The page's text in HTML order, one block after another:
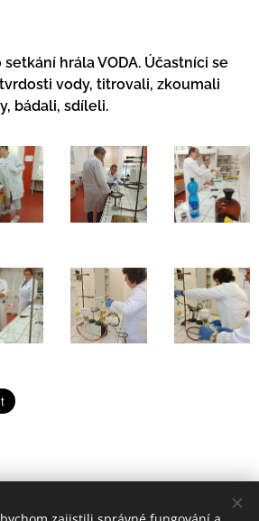
hrála VODA. Účastníci se
vody, titrovali, zkoumali
bádali, sdíleli.